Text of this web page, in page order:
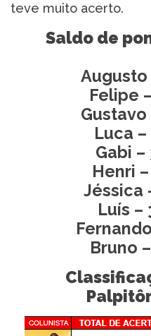
teve muito acerto.
Saldo de
Augusto
Felipe
Luca
Gabi
Henri
Jéssica
Luís –
Bruno